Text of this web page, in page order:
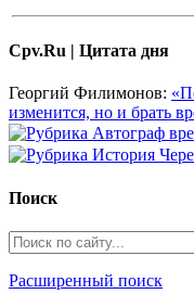
Cpv.Ru | Цитата дня
Георгий Филимонов:
изменится, но и брать
Поиск
Расширенный поиск